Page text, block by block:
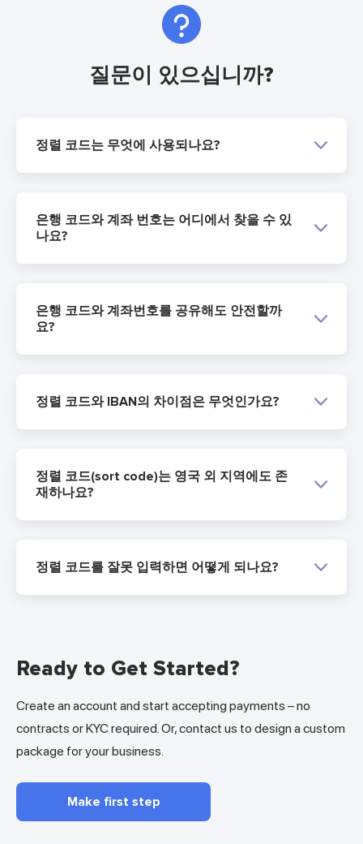
질문이 있으십니까?
정렬 코드는 무엇에 사용되나요?
은행 코드와 계좌 번호는 어디에서 찾을 수 있
나요?
은행 코드와 계좌번호를 공유해도 안전할까
요?
정렬 코드와 IBAN의 차이점은 무엇인가요?
정렬 코드(sort code)는 영국 외 지역에도 존
재하나요?
정렬 코드를 잘못 입력하면 어떻게 되나요?
Ready to Get Started?
Create an account and start accepting payments – no
contracts or KYC required. Or, contact us to design a custom
package for your business.
Make first step